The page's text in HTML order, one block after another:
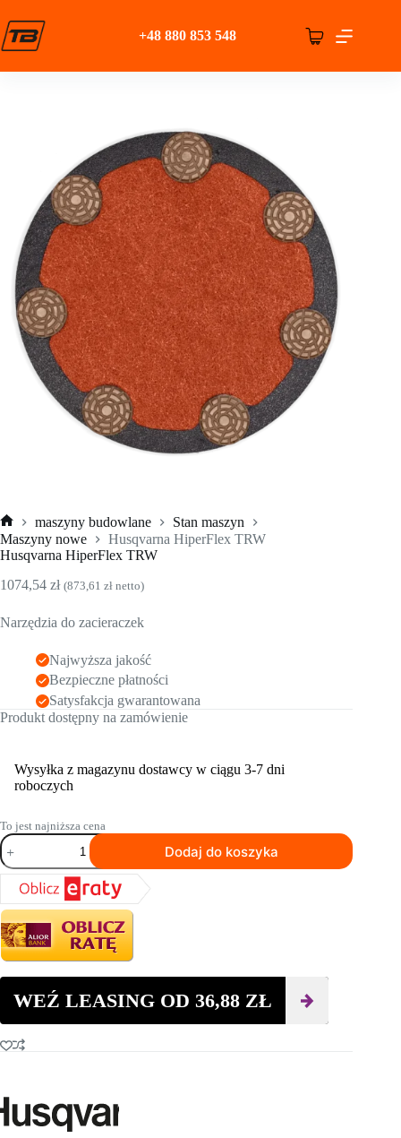
do
treści
+48 880 853 548 Koszyk
Strona
główna
maszyny budowlane
Stan maszyn
Maszyny nowe
Husqvarna HiperFlex TRW
Husqvarna HiperFlex TRW
1074,54 zł (873,61 zł netto)
Narzędzia do zacieraczek
Najwyższa jakość
Bezpieczne płatności
Satysfakcja gwarantowana
Produkt dostępny na zamówienie
Wysyłka z magazynu dostawcy w ciągu 3-7 dni
roboczych
To jest najniższa cena
ilość
Husqvarna
HiperFlex
TRW
Dodaj do koszyka
WEŹ LEASING OD 36,88 ZŁ